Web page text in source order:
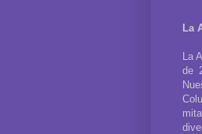
La
La
de